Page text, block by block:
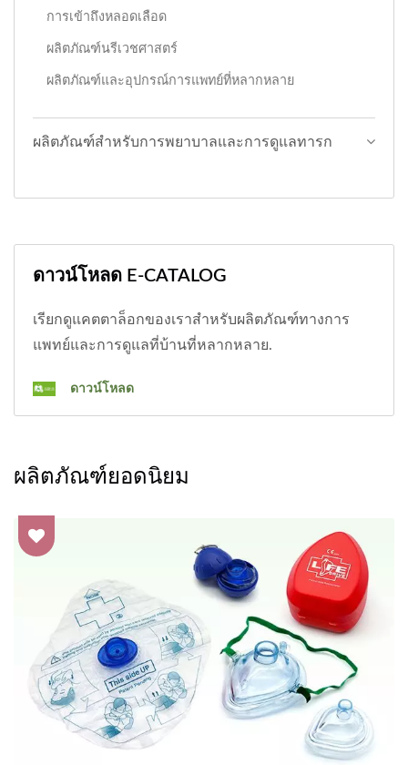
การเข้าถึงหลอดเลือด
ผลิตภัณฑ์นรีเวชศาสตร์
ผลิตภัณฑ์และอุปกรณ์การแพทย์ที่หลากหลาย
ผลิตภัณฑ์สำหรับการพยาบาลและการดูแลทารก
ดาวน์โหลด E-CATALOG
เรียกดูแคตตาล็อกของเราสำหรับผลิตภัณฑ์ทางการ
แพทย์และการดูแลที่บ้านที่หลากหลาย.
ดาวน์โหลด
ผลิตภัณฑ์ยอดนิยม